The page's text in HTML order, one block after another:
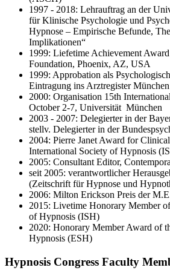
1997 - 2018: Lehrauftrag an der
für Klinische Psychologie und
Hypnose – Empirische Befunde,
Implikationen“
1999: Liefetime Achievement
Foundation, Phoenix, AZ, USA
1999: Approbation als
Eintragung ins Arztregister
2000: Organisation 15th
October 2-7, Universität München
2003 - 2007: Delegierter in der
stellv. Delegierter in der
2004: Pierre Janet Award for
International Society of Hypnosis
2005: Consultant Editor,
seit 2005: verantwortlicher
(Zeitschrift für Hypnose und
2006: Milton Erickson Preis der
2015: Livetime Honorary Member
of Hypnosis (ISH)
2020: Honorary Member Award of
Hypnosis (ESH)
Hypnosis Congress Faculty